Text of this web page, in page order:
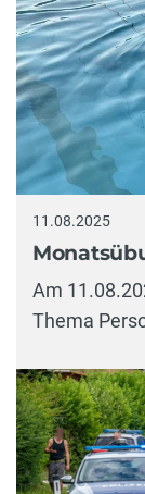
11.08.2025
Am
Thema